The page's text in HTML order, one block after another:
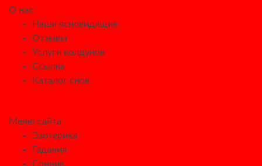
О нас
Наши ясновидящие
Отзывы
Услуги колдунов
Ссылка
Каталог снов
Меню сайта
Эзотерика
Гадания
Сонник